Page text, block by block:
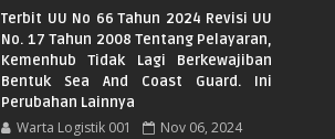
Terbit UU No 66 Tahun 2024 Revisi UU
No. 17 Tahun 2008 Tentang Pelayaran,
Kemenhub Tidak Lagi Berkewajiban
Bentuk Sea And Coast Guard. Ini
Perubahan Lainnya
Warta Logistik 001 Nov 06, 2024